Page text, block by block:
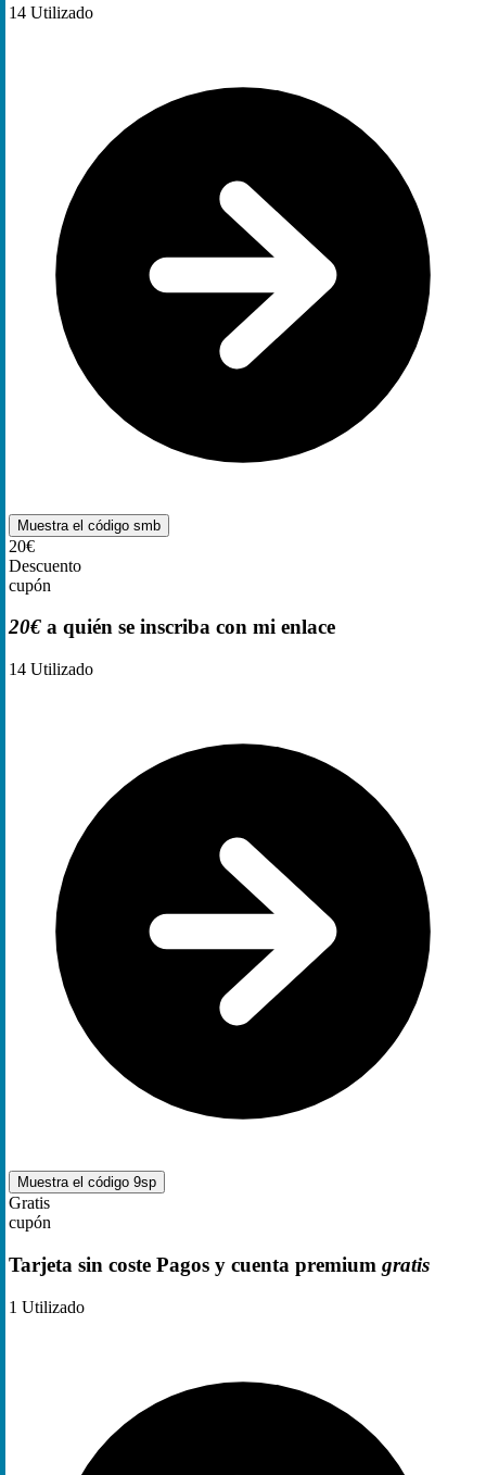
14 Utilizado
Muestra el código smb
20€
Descuento
cupón
20€ a quién se inscriba con mi enlace
14 Utilizado
Muestra el código 9sp
Gratis
cupón
Tarjeta sin coste Pagos y cuenta premium gratis
1 Utilizado